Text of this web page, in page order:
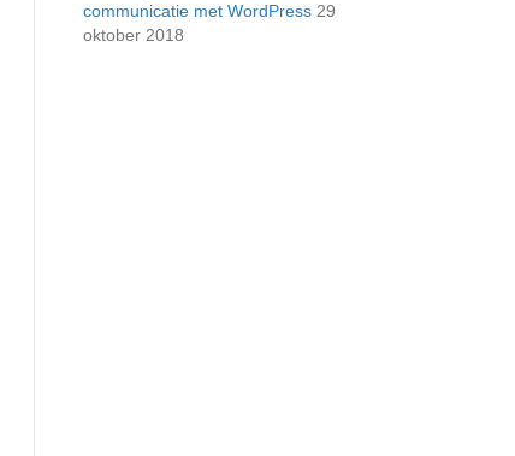
communicatie met WordPress 29
oktober 2018